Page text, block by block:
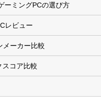
ーミングPCの選び方
レビュー
メーカー比較
スコア比較